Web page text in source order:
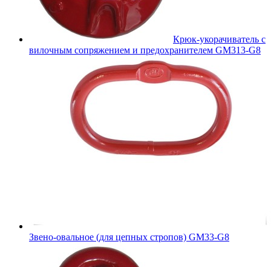
Крюк-укорачиватель с
вилочным сопряжением и предохранителем GM313-G8
Звено-овальное (для цепных стропов) GM33-G8